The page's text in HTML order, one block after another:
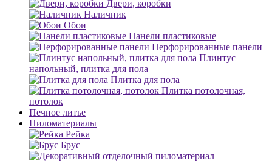
Двери, коробки
Наличник
Обои
Панели пластиковые
Перфорированные панели
Плинтус
напольный, плитка для пола
Плитка для пола
Плитка потолочная,
потолок
Печное литье
Пиломатериалы
Рейка
Брус